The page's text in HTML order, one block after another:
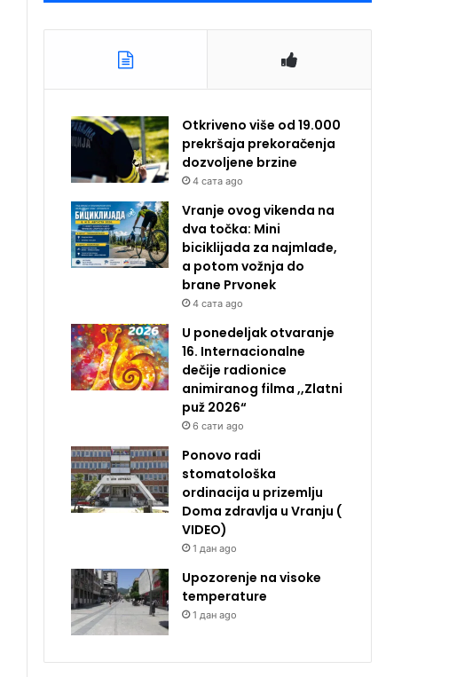
Otkriveno više od 19.000
prekršaja prekoračenja
dozvoljene brzine
4 сата ago
Vranje ovog vikenda na
dva točka: Mini
biciklijada za najmlađe,
a potom vožnja do
brane Prvonek
4 сата ago
U ponedeljak otvaranje
16. Internacionalne
dečije radionice
animiranog filma ,,Zlatni
puž 2026“
6 сати ago
Ponovo radi
stomatološka
ordinacija u prizemlju
Doma zdravlja u Vranju (
VIDEO)
1 дан ago
Upozorenje na visoke
temperature
1 дан ago